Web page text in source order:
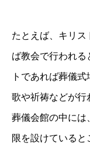
たとえば、キリ
ば教会で行われる
トであれば葬儀
歌や祈祷などが行
葬儀会館の中には
限を設けている